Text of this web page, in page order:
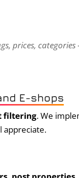
prices, categories
E-shops
filtering. We
appreciate.